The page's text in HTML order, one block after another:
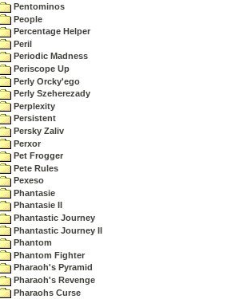
Pentominos
People
Percentage Helper
Peril
Periodic Madness
Periscope Up
Perly Orcky'ego
Perly Szeherezady
Perplexity
Persistent
Persky Zaliv
Perxor
Pet Frogger
Pete Rules
Pexeso
Phantasie
Phantasie II
Phantastic Journey
Phantastic Journey II
Phantom
Phantom Fighter
Pharaoh's Pyramid
Pharaoh's Revenge
Pharaohs Curse